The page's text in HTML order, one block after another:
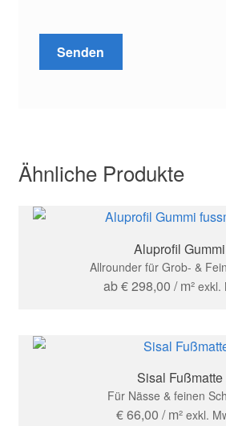
Ähnliche Produkte
Aluprofil Gummi
Allrounder für Grob- &
ab€298,00 / m² exkl.
Sisal Fußmatte
Für Nässe & feinen
€66,00 / m² exkl.